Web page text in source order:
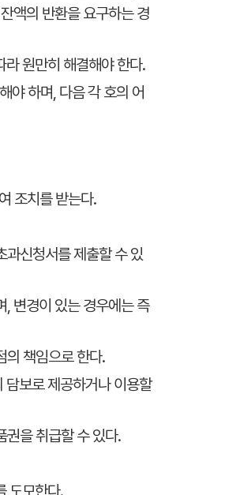
액의 반환을 요구하는 경
원만히 해결해야 한다.
야 하며, 다음 각 호의 어
조치를 받는다.
과신청서를 제출할 수 있
변경이 있는 경우에는 즉
의 책임으로 한다.
담보로 제공하거나 이용할
권을 취급할 수 있다.
도모한다.